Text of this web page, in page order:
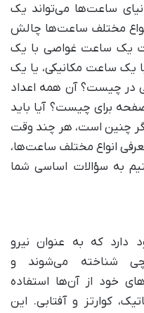
دنیای ساعت‌ها می‌تواند یک
مختلف ساعت‌ها چالش
یک ساعت غواصی با یک
یک ساعت مکانیکی، یا یک
در چیست؟ آن همه اعداد
برای چیست؟ آیا باید
چنین است، هر چند وقت
انواع مختلف ساعت‌ها،
به سؤالات اساسی شما
دارد که به عنوان نیرو
شناخته می‌شوند و
خود از آن‌ها استفاده
کوارتز و آفتابی. این